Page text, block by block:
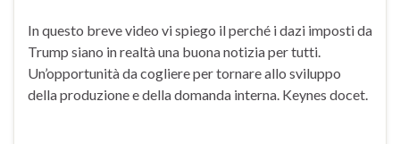
In questo breve video vi spiego il perché i dazi imposti da
Trump siano in realtà una buona notizia per tutti.
Un’opportunità da cogliere per tornare allo sviluppo
della produzione e della domanda interna. Keynes docet.